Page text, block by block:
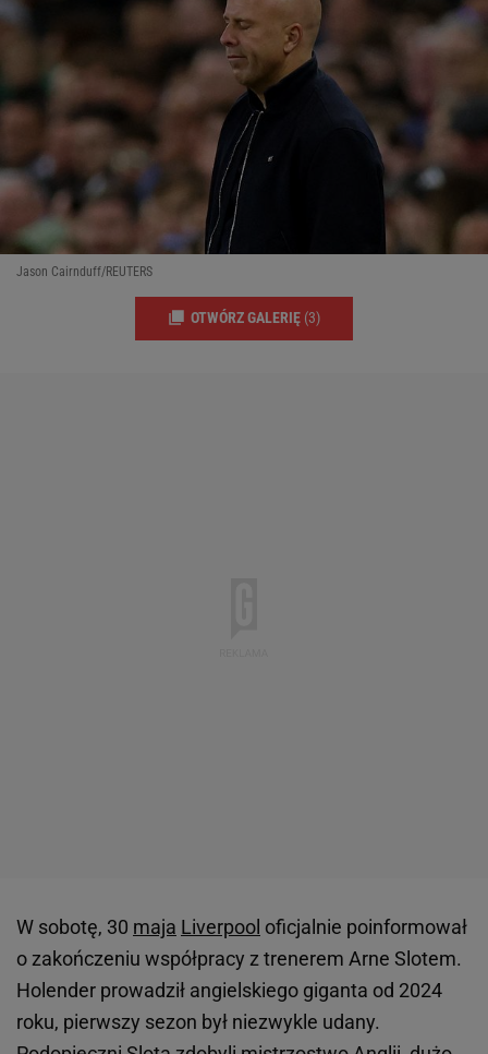
Jason Cairnduff/REUTERS
OTWÓRZ GALERIĘ (3)
W sobotę, 30 maja Liverpool oficjalnie poinformował
o zakończeniu współpracy z trenerem Arne Slotem.
Holender prowadził angielskiego giganta od 2024
roku, pierwszy sezon był niezwykle udany.